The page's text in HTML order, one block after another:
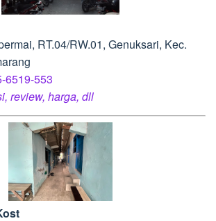
RT.04/RW.01, Genuksari, Kec.
6519-553
review, harga, dll